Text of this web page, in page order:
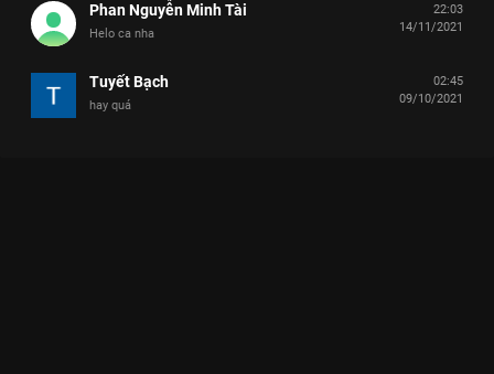
Phan Nguyễn Minh Tài
Helo ca nha
22:03
14/11/2021
Tuyết Bạch
hay quá
02:45
09/10/2021